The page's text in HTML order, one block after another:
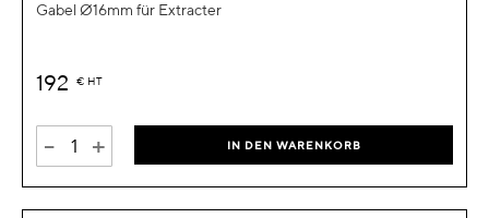
Gabel Ø16mm für Extracter
192 € HT
- + IN DEN WARENKORB